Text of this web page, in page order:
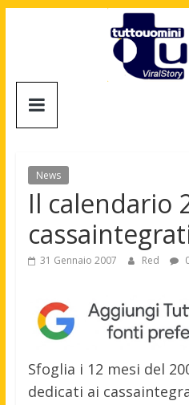
Cinema,
Motori,
gay
news
maschile
News
Il calendario
31 Gennaio 2007 Red
Sfoglia i 12 mesi del
dedicati ai